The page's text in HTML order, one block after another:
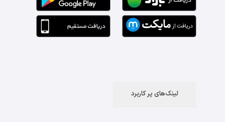
لینک‌های پر کاربرد